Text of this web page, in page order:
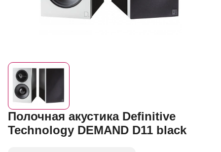
Полочная акустика Definitive
Technology DEMAND D11 black